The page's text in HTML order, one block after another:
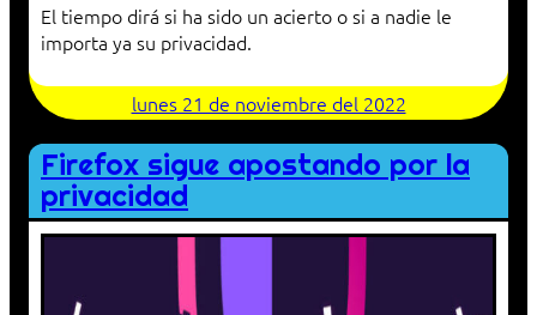
El tiempo dirá si ha sido un acierto o si a nadie le
importa ya su privacidad.
lunes 21 de noviembre del 2022
Firefox sigue apostando por la
privacidad